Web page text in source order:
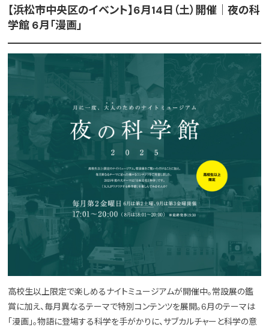
【浜松市中央区のイベント】6月14日（土）開催｜夜の科
学館 6月「漫画」
高校生以上限定で楽しめるナイトミュージアムが開催中。常設展の鑑
賞に加え、毎月異なるテーマで特別コンテンツを展開。6月のテーマは
「漫画」。物語に登場する科学を手がかりに、サブカルチャーと科学の意